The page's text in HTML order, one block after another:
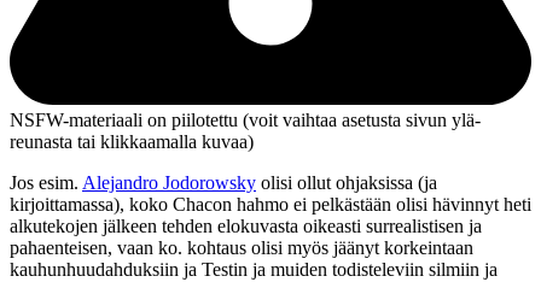
NSFW-materiaali on piilotettu (voit vaihtaa asetusta sivun ylä­
reunasta tai klikkaamalla kuvaa)
Jos esim. Alejandro Jodorowsky olisi ollut ohjaksissa (ja
kirjoittamassa), koko Chacon hahmo ei pelkästään olisi hävinnyt heti
alkutekojen jälkeen tehden elokuvasta oikeasti surrealistisen ja
pahaenteisen, vaan ko. kohtaus olisi myös jäänyt korkeintaan
kauhunhuudahduksiin ja Testin ja muiden todisteleviin silmiin ja